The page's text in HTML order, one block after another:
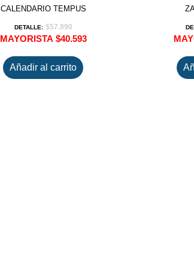
CALENDARIO TEMPUS
DETALLE: $57.990
MAYORISTA $40.593
Añadir al carrito